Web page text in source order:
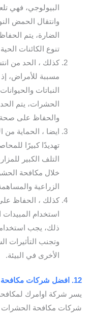
البيولوجي، فهي
وانتقال الحمض
الضارة، يتم
تنوع الكائنات
كذلك ، الحد من
مسببة للأمراض، إذ
النباتات
الحشرات، يتم
والحفاظ على صحة
ايضا ، الحماية من
تهديدًا كبيرًا
التلف الكبير
خلال مكافحة
الزراعية
كذلك ، الحفاظ على
استخدام
ذلك، يجب
وتجنب التأثيرات
الأخرى في البيئة.
12. افضل شركات مكافحة حشرات في بهيج
يسر شركة اوامرك
شركات مكافحة الحشرات